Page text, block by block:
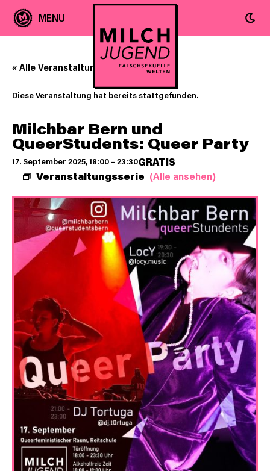
« Alle Veranstaltungen
Diese Veranstaltung hat bereits stattgefunden.
Milchbar Bern und
QueerStudents: Queer Party
17. September 2025, 18:00 – 23:30
Veranstaltungsserie (Alle ansehen)
GRATIS